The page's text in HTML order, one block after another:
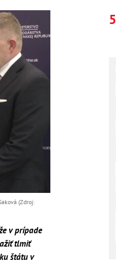
(Zdroj:
v prípade
tlmiť
štátu v